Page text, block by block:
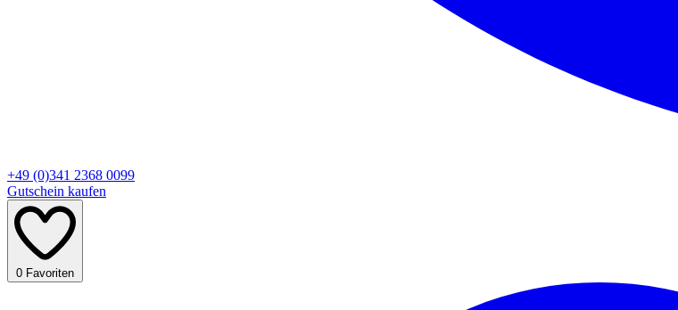
+49 (0)341 2368 0099
Gutschein kaufen
0 Favoriten